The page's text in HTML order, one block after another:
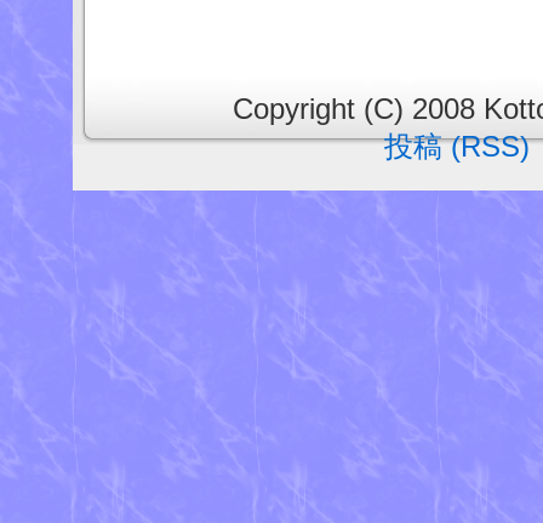
Copyright (C) 2008
投稿 (RSS)